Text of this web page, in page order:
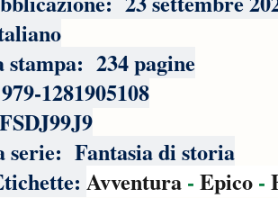
stampa: ‎ 234 pagine
1281905108
Fantasia di storia
Avventura - Epico -